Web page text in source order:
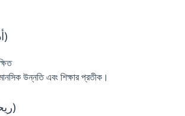
৩.২ আদিব (أديب)
উন্নতি এবং শিক্ষার প্রতীক।
৩.৩ রেহানা (ريحانة)